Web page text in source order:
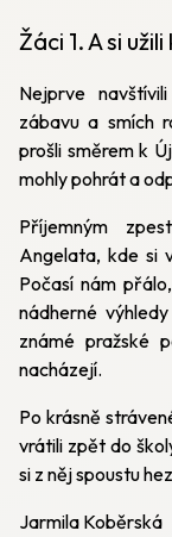
Žáci 1. A si
Nejprve
zábavu a smích
prošli směrem k
mohly pohrát a
Příjemným
Angelata, kde si
Počasí nám
nádherné
známé pražské
nacházejí.
Po krásně
vrátili zpět do
si z něj spoustu
Jarmila Koběrská